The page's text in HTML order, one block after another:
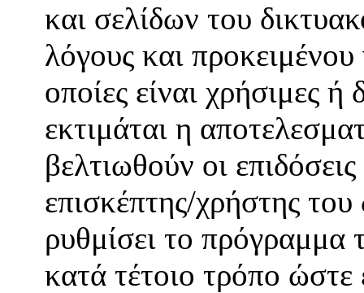
και σελίδων του
λόγους και προκειμένου
οποίες είναι χρήσιμες
εκτιμάται η
βελτιωθούν οι
επισκέπτης/χρήστης
ρυθμίσει το πρόγραμμα
κατά τέτοιο τρόπο ώστε